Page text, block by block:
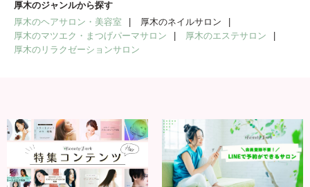
厚木のジャンルから探す
厚木のヘアサロン・美容室
厚木のネイルサロン
厚木のマツエク・まつげパーマサロン
厚木のエステサロン
厚木のリラクゼーションサロン